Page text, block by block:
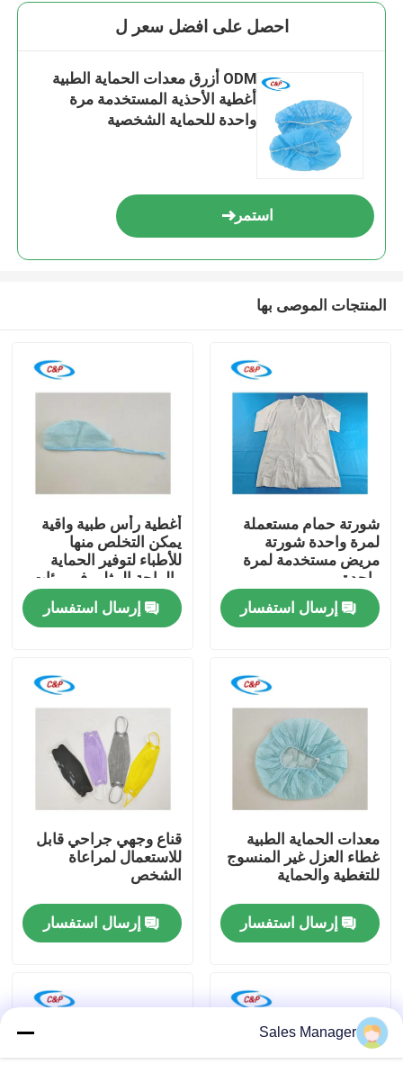
المنزل
المنتجات
حولنا
جولة في المصنع
أخبار
القضايا
احصل على افضل سعر ل
ODM أزرق معدات الحماية الطبية
أغطية الأحذية المستخدمة مرة
واحدة للحماية الشخصية
استمر
المنتجات الموصى بها
شورتة حمام مستعملة
لمرة واحدة شورتة
مريض مستخدمة لمرة
واحدة
إرسال استفسار
أغطية رأس طبية واقية
يمكن التخلص منها
للأطباء لتوفير الحماية
والراحة المثلى في بيئات
الرعاية الصحية
إرسال استفسار
معدات الحماية الطبية
غطاء العزل غير المنسوج
للتغطية والحماية
إرسال استفسار
قناع وجهي جراحي قابل
للاستعمال لمراعاة
الشخص
إرسال استفسار
Sales Manager